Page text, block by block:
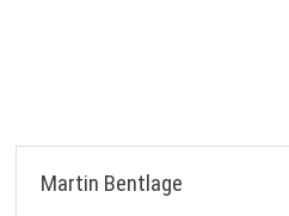
Martin Bentlage